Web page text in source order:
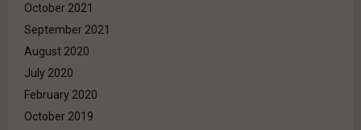
October 2021
September 2021
August 2020
July 2020
February 2020
October 2019